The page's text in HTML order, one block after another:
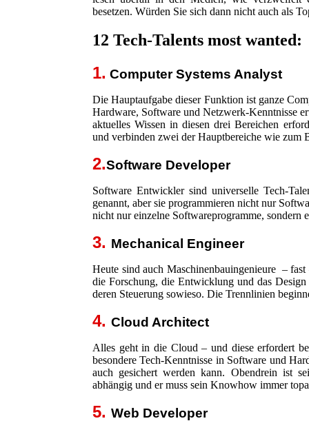
besetzen. Würden Sie sich dann nicht auch als
12 Tech-Talents most wanted:
1. Computer Systems Analyst
Die Hauptaufgabe dieser Funktion ist ganze
Hardware, Software und Netzwerk-Kenntnisse
aktuelles Wissen in diesen drei Bereichen
und verbinden zwei der Hauptbereiche wie
2.Software Developer
Software Entwickler sind universelle Tech-
genannt, aber sie programmieren nicht nur
nicht nur einzelne Softwareprogramme, sondern
3. Mechanical Engineer
Heute sind auch Maschinenbauingenieure –
die Forschung, die Entwicklung und das
deren Steuerung sowieso. Die Trennlinien
4. Cloud Architect
Alles geht in die Cloud – und diese erfordert
besondere Tech-Kenntnisse in Software und
auch gesichert werden kann. Obendrein ist
abhängig und er muss sein Knowhow immer
5. Web Developer